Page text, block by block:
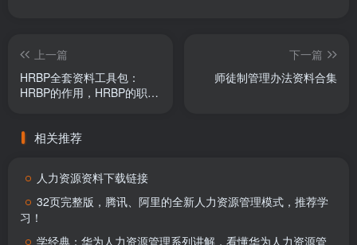
上一篇
HRBP全套资料工具包：
HRBP的作用，HRBP的职
下一篇
师徒制管理办法资料合集
相关推荐
人力资源资料下载链接
32页完整版，腾讯、阿里的全新人力资源管理模式，推荐学
习！
学经典：华为人力资源管理系列讲解，看懂华为人力资源管